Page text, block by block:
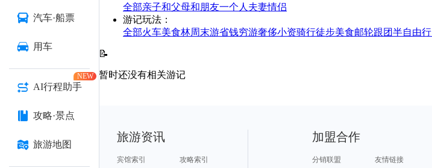
汽车·船票
用车
AI行程助手
NEW
攻略·景点
旅游地图
全部亲子和父母和朋友一个人 夫妻情侣
游记玩法 ：
全部火车美食林周末游省钱穷游奢侈小资骑行徒步美食邮轮跟团半自由行
📝
暂时还没有相关游记
旅游资讯
宾馆索引
攻略索引
加盟合作
分销联盟
友情链接